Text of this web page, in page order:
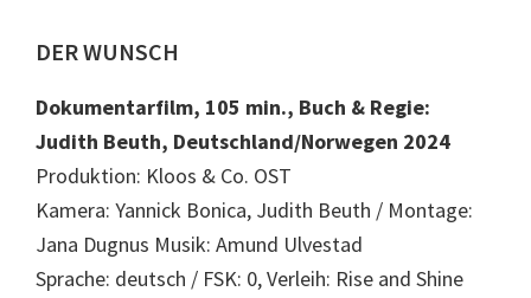
DER WUNSCH
Dokumentarfilm, 105 min., Buch & Regie:
Judith Beuth, Deutschland/Norwegen 2024
Produktion: Kloos & Co. OST
Kamera: Yannick Bonica, Judith Beuth / Montage:
Jana Dugnus Musik: Amund Ulvestad
Sprache: deutsch / FSK: 0, Verleih: Rise and Shine